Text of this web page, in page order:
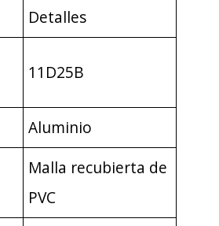
Detalles
11D25B
Aluminio
Malla recubierta de
PVC